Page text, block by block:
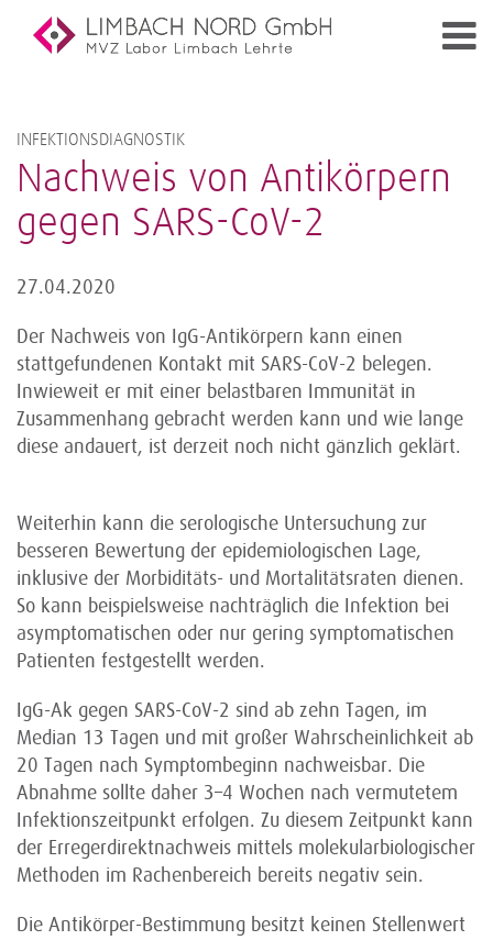
INFEKTIONSDIAGNOSTIK
Nachweis von Antikörpern
gegen SARS-CoV-2
27.04.2020
Der Nachweis von IgG-Antikörpern kann einen
stattgefundenen Kontakt mit SARS-CoV-2 belegen.
Inwieweit er mit einer belastbaren Immunität in
Zusammenhang gebracht werden kann und wie lange
diese andauert, ist derzeit noch nicht gänzlich geklärt.
Weiterhin kann die serologische Untersuchung zur
besseren Bewertung der epidemiologischen Lage,
inklusive der Morbiditäts- und Mortalitätsraten dienen.
So kann beispielsweise nachträglich die Infektion bei
asymptomatischen oder nur gering symptomatischen
Patienten festgestellt werden.
IgG-Ak gegen SARS-CoV-2 sind ab zehn Tagen, im
Median 13 Tagen und mit großer Wahrscheinlichkeit ab
20 Tagen nach Symptombeginn nachweisbar. Die
Abnahme sollte daher 3–4 Wochen nach vermutetem
Infektionszeitpunkt erfolgen. Zu diesem Zeitpunkt kann
der Erregerdirektnachweis mittels molekularbiologischer
Methoden im Rachenbereich bereits negativ sein.
Die Antikörper-Bestimmung besitzt keinen Stellenwert